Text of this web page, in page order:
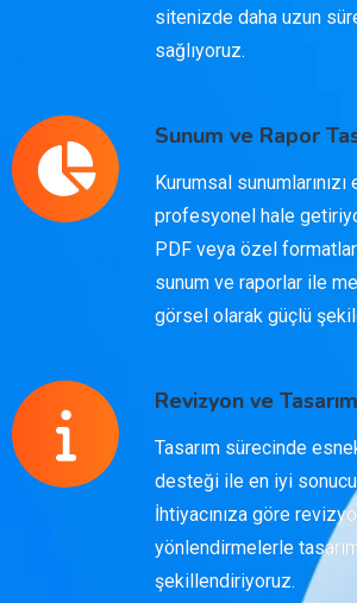
sitenizde daha uzun
sağlıyoruz.
Sunum ve Rapor
Kurumsal
profesyonel hale
PDF veya özel
sunum ve raporlar ile
görsel olarak güçlü
Revizyon ve
Tasarım sürecinde
desteği ile en iyi
İhtiyacınıza göre
yönlendirmelerle
şekillendiriyoruz.